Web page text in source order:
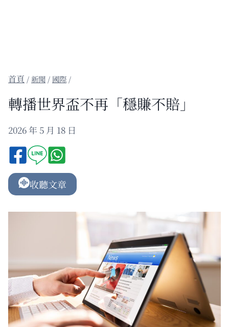
/新聞 / 國際 /
轉播世界盃不再「穩賺不賠」
2026 年 5 月 18 日
收聽文章